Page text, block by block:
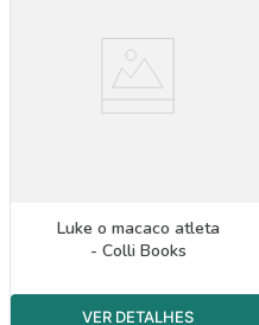
Luke o macaco atleta
- Colli Books